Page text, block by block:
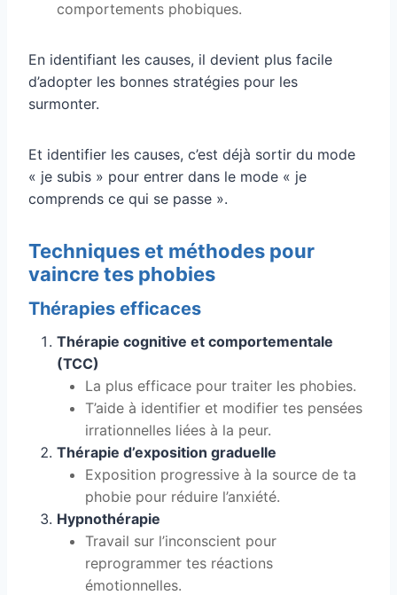
comportements phobiques.
En identifiant les causes, il devient plus facile
d’adopter les bonnes stratégies pour les
surmonter.
Et identifier les causes, c’est déjà sortir du mode
« je subis » pour entrer dans le mode « je
comprends ce qui se passe ».
Techniques et méthodes pour
vaincre tes phobies
Thérapies efficaces
Thérapie cognitive et comportementale
(TCC)
La plus efficace pour traiter les phobies.
T’aide à identifier et modifier tes pensées
irrationnelles liées à la peur.
Thérapie d’exposition graduelle
Exposition progressive à la source de ta
phobie pour réduire l’anxiété.
Hypnothérapie
Travail sur l’inconscient pour
reprogrammer tes réactions
émotionnelles.